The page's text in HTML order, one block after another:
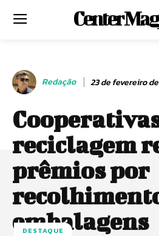
Center
Redação 23 de fevereiro
reciclagem
prêmios por
embalagens
DESTAQUE